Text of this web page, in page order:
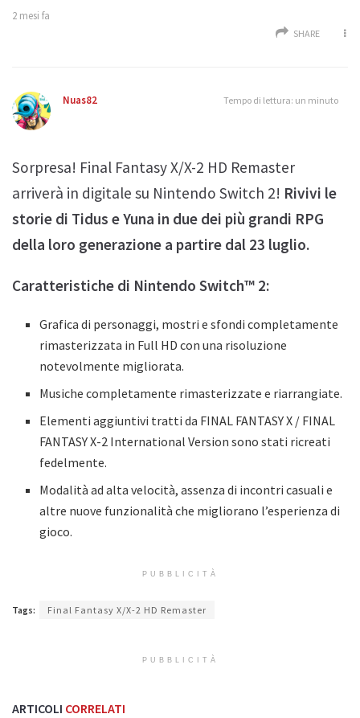
2 mesi fa
SHARE
Nuas82 Tempo di lettura: un minuto
Sorpresa! Final Fantasy X/X-2 HD Remaster
arriverà in digitale su Nintendo Switch 2! Rivivi le
storie di Tidus e Yuna in due dei più grandi RPG
della loro generazione a partire dal 23 luglio.
Caratteristiche di Nintendo Switch™ 2:
Grafica di personaggi, mostri e sfondi completamente
rimasterizzata in Full HD con una risoluzione
notevolmente migliorata.
Musiche completamente rimasterizzate e riarrangiate.
Elementi aggiuntivi tratti da FINAL FANTASY X / FINAL
FANTASY X-2 International Version sono stati ricreati
fedelmente.
Modalità ad alta velocità, assenza di incontri casuali e
altre nuove funzionalità che migliorano l’esperienza di
gioco.
PUBBLICITÀ
Tags: Final Fantasy X/X-2 HD Remaster
PUBBLICITÀ
ARTICOLI CORRELATI